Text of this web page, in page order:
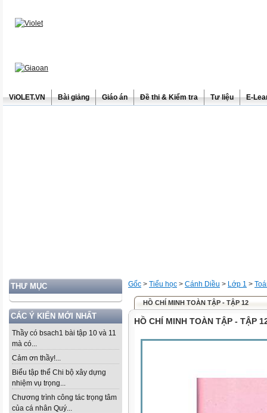
ViOLET.VN Bài giảng Giáo án Đề thi & Kiểm tra Tư liệu E-
THƯ MỤC
CÁC Ý KIẾN MỚI NHẤT
Thầy có bsach1 bài tập 10 và 11
mà có...
Cảm ơn thầy!...
Biểu tập thể Chi bộ xây dựng
nhiệm vụ trọng...
Chương trình công tác trọng tâm
của cá nhân Quý...
Gốc > Tiểu học > Cánh Diều > Lớp 1 >
HỒ CHÍ MINH TOÀN TẬP - TẬP 12
HỒ CHÍ MINH TOÀN TẬP - TẬP